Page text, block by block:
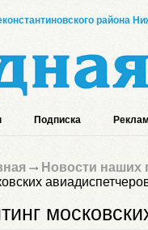
района
Подписка
Новости наших